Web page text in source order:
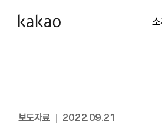
보도자료 2022.09.21